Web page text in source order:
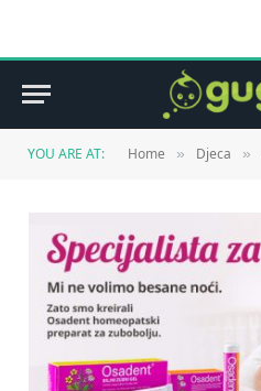
YOU ARE AT: Home » Djeca »